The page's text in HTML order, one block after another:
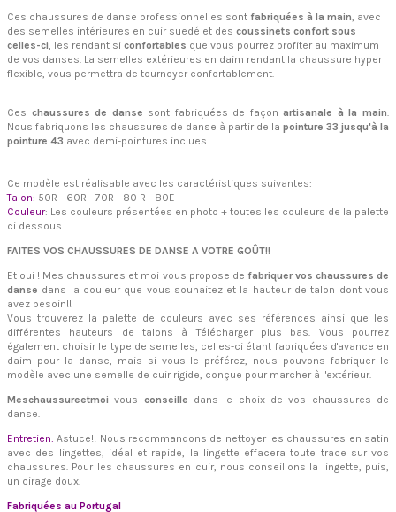
Ces chaussures de danse professionnelles sont fabriquées à la main, avec
des semelles intérieures en cuir suedé et des coussinets confort sous
celles-ci, les rendant si confortables que vous pourrez profiter au maximum
de vos danses. La semelles extérieures en daim rendant la chaussure hyper
flexible, vous permettra de tournoyer confortablement.
Ces chaussures de danse sont fabriquées de façon artisanale à la main.
Nous fabriquons les chaussures de danse à partir de la pointure 33 jusqu'à la
pointure 43 avec demi-pointures inclues.
Ce modèle est réalisable avec les caractéristiques suivantes:
Talon: 50R - 60R - 70R - 80 R - 80E
Couleur: Les couleurs présentées en photo + toutes les couleurs de la palette
ci dessous.
FAITES VOS CHAUSSURES DE DANSE A VOTRE GOÛT!!
Et oui ! Mes chaussures et moi vous propose de fabriquer vos chaussures de
danse dans la couleur que vous souhaitez et la hauteur de talon dont vous
avez besoin!!
Vous trouverez la palette de couleurs avec ses références ainsi que les
différentes hauteurs de talons à Télécharger plus bas. Vous pourrez
également choisir le type de semelles, celles-ci étant fabriquées d'avance en
daim pour la danse, mais si vous le préférez, nous pouvons fabriquer le
modèle avec une semelle de cuir rigide, conçue pour marcher à l'extérieur.
Meschaussureetmoi vous conseille dans le choix de vos chaussures de
danse.
Entretien: Astuce!! Nous recommandons de nettoyer les chaussures en satin
avec des lingettes, idéal et rapide, la lingette effacera toute trace sur vos
chaussures. Pour les chaussures en cuir, nous conseillons la lingette, puis,
un cirage doux.
Fabriquées au Portugal